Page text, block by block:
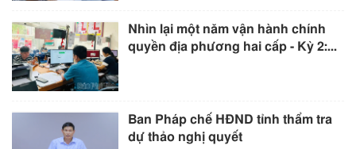
Nhìn lại một năm vận hành chính
quyền địa phương hai cấp - Kỳ 2:...
Ban Pháp chế HĐND tỉnh thẩm tra
dự thảo nghị quyết